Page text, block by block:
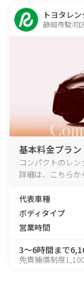
トヨタレ
静岡市駿河
基本料金プラン
コンパクトのレ
詳細は、こちらか
代表車種
ボディタイプ
営業時間
3～6時間まで
免責補償制度